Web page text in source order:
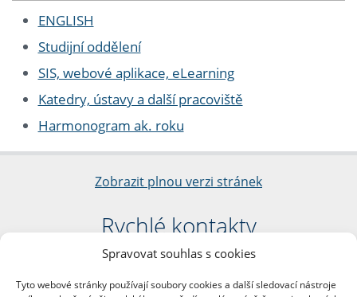
Spravovat souhlas s cookies
Tyto webové stránky používají soubory cookies a další sledovací nástroje
ENGLISH
Studijní oddělení
SIS, webové aplikace, eLearning
Katedry, ústavy a další pracoviště
Harmonogram ak. roku
Zobrazit plnou verzi stránek
Rychlé kontakty
Filozofická fakulta
nám. Jana Palacha 1/2